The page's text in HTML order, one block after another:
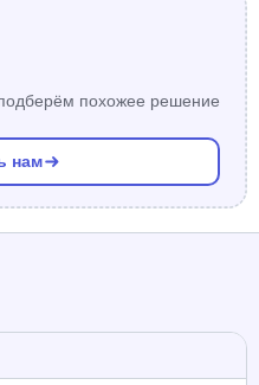
похожее решение
нам